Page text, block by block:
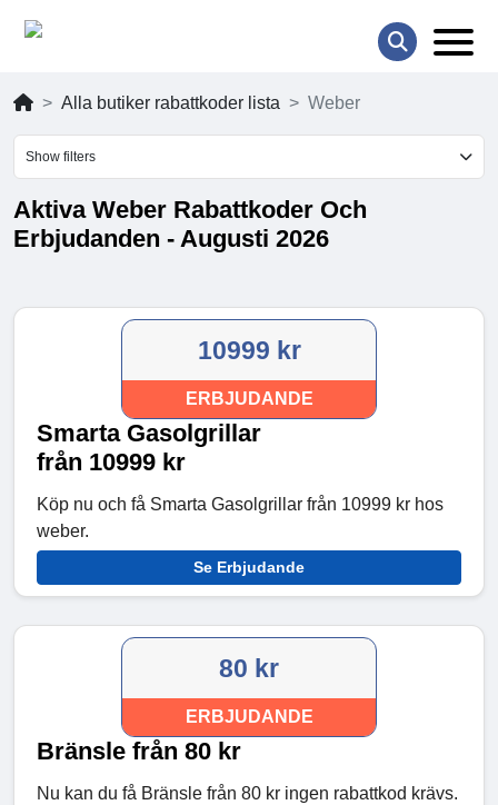
Alla butiker rabattkoder lista Weber
Show filters
Aktiva Weber Rabattkoder Och
Erbjudanden - Augusti 2026
10999 kr
ERBJUDANDE
Smarta Gasolgrillar
från 10999 kr
Köp nu och få Smarta Gasolgrillar från 10999 kr hos
weber.
Se Erbjudande
80 kr
ERBJUDANDE
Bränsle från 80 kr
Nu kan du få Bränsle från 80 kr ingen rabattkod krävs.